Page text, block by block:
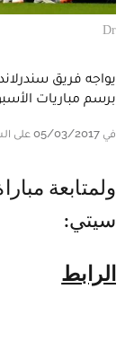
Dr
يواجه فريق
برسم مباريات الأسبوع الـ 27 من الدوري
في 05/03/2017 على الساعة 15:16
ولمتابعة مباراة سندرلاند أمام مانشستر
سيتي:
الرابط